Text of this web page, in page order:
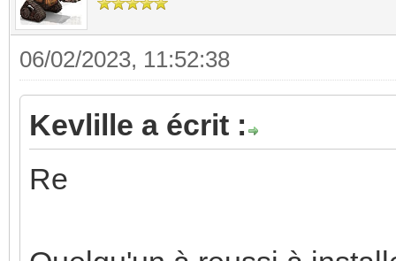
06/02/2023, 11:52:38
Kevlille a écrit :
Re